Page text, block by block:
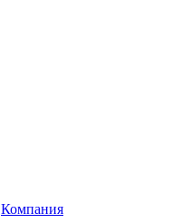
Компания